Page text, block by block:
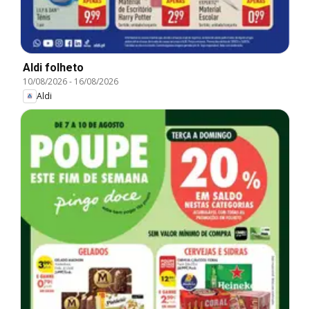
Aldi folheto
10/08/2026- 16/08/2026
Aldi